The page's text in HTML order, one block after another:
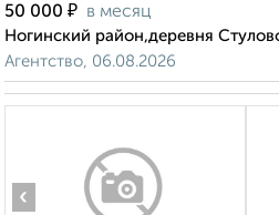
50 000 ₽ в месяц
Ногинский район,деревня
Агентство, 06.08.2026
‹